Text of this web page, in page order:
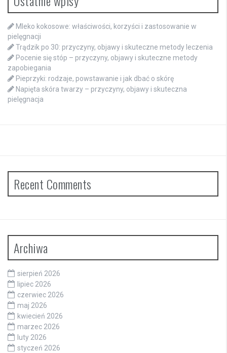
Mleko kokosowe: właściwości, korzyści i zastosowanie w
pielęgnacji
Trądzik po 30: przyczyny, objawy i skuteczne metody leczenia
Pocenie się stóp – przyczyny, objawy i skuteczne metody
zapobiegania
Pieprzyki: rodzaje, powstawanie i jak dbać o skórę
Napięta skóra twarzy – przyczyny, objawy i skuteczna
pielęgnacja
Recent Comments
Archiwa
sierpień 2026
lipiec 2026
czerwiec 2026
maj 2026
kwiecień 2026
marzec 2026
luty 2026
styczeń 2026